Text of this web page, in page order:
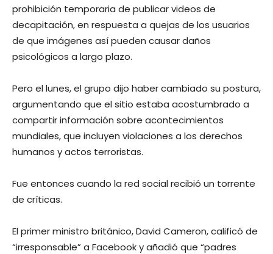
prohibición temporaria de publicar videos de
decapitación, en respuesta a quejas de los usuarios
de que imágenes así pueden causar daños
psicológicos a largo plazo.
Pero el lunes, el grupo dijo haber cambiado su postura,
argumentando que el sitio estaba acostumbrado a
compartir información sobre acontecimientos
mundiales, que incluyen violaciones a los derechos
humanos y actos terroristas.
Fue entonces cuando la red social recibió un torrente
de críticas.
El primer ministro británico, David Cameron, calificó de
“irresponsable” a Facebook y añadió que “padres